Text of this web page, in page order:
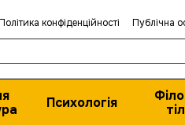
конфіденційності Публічна
Психологія